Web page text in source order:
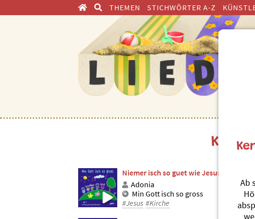
THEMEN STICHWÖRTER A-Z
ENTDECKEN
Niemer isch so guet wie Jesus
Adonia
Min Gott isch so gross
#Jesus #Kirche
Ab